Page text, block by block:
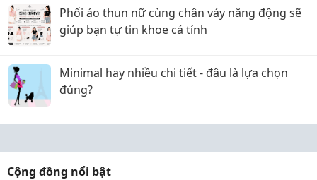
Phối áo thun nữ cùng chân váy năng động sẽ
giúp bạn tự tin khoe cá tính
Minimal hay nhiều chi tiết - đâu là lựa chọn
đúng?
Cộng đồng nổi bật